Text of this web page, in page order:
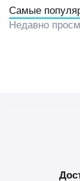
Самые
Недавно